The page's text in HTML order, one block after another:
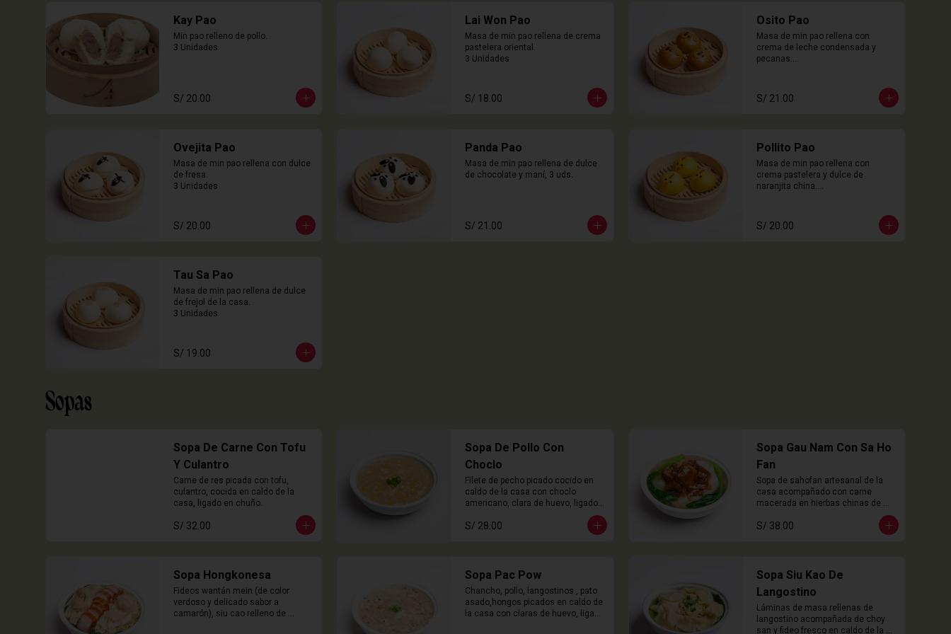
Kay Pao
Min pao relleno de pollo.
3 Unidades
S/ 20.00
Lai Won Pao
Masa de min pao rellena de crema
pastelera oriental.
3 Unidades
S/ 18.00
Osito Pao
Masa de min pao rellena con
crema de leche condensada y
pecanas.
S/ 21.00
Ovejita Pao
Masa de min pao rellena con dulce
de fresa.
3 Unidades
S/ 20.00
Panda Pao
Masa de min pao rellena de dulce
de chocolate y maní, 3 uds.
S/ 21.00
Pollito Pao
Masa de min pao rellena con
crema pastelera y dulce de
naranjita china.
S/ 20.00
Tau Sa Pao
Masa de min pao rellena de dulce
de frejol de la casa.
3 Unidades
S/ 19.00
Sopas
Sopa De Carne Con Tofu
Y Culantro
Carne de res picada con tofu,
culantro, cocida en caldo de la
casa, ligado en chuño.
S/ 32.00
Sopa De Pollo Con
Choclo
Filete de pecho picado cocido en
caldo de la casa con choclo
americano, clara de huevo, ligado
S/ 28.00
Sopa Gau Nam Con Sa Ho
Fan
Sopa de sahofan artesanal de la
casa acompañado con carne
macerada en hierbas chinas de
S/ 38.00
Sopa Hongkonesa
Fideos wantán mein (de color
verdoso y delicado sabor a
camarón), siu cao relleno de
Sopa Pac Pow
Chancho, pollo, langostinos , pato
asado,hongos picados en caldo de
la casa con claras de huevo, ligado
Sopa Siu Kao De
Langostino
Láminas de masa rellenas de
langostino acompañada de choy
san y fideo fresco en caldo de la